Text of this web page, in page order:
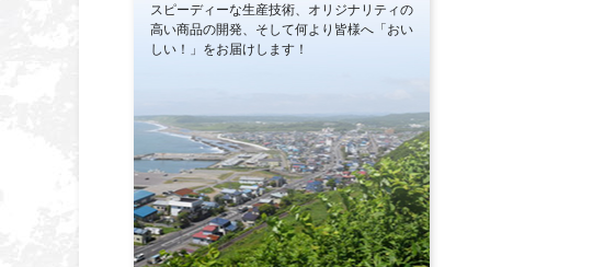
スピーディーな生産技術、オリジナリティの
高い商品の開発、そして何より皆様へ「おい
しい！」をお届けします！